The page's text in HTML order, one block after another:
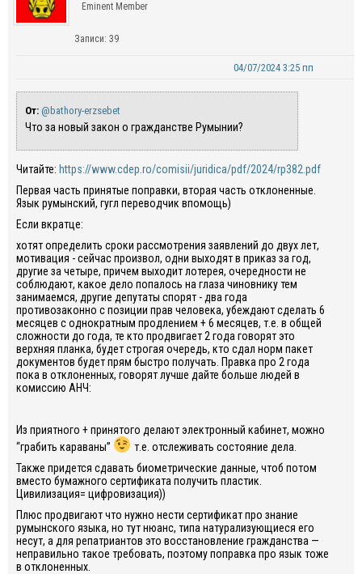
Eminent Member
Записи: 39
04/07/2024 3:25 пп
От: @bathory-erzsebet
Что за новый закон о гражданстве Румынии?
Читайте: https://www.cdep.ro/comisii/juridica/pdf/2024/rp382.pdf
Первая часть принятые поправки, вторая часть отклоненные.
Язык румынский, гугл переводчик впомощь)
Если вкратце:
хотят определить сроки рассмотрения заявлений до двух лет,
мотивация - сейчас произвол, одни выходят в приказ за год,
другие за четыре, причем выходит лотерея, очередности не
соблюдают, какое дело попалось на глаза чиновнику тем
занимаемся, другие депутаты спорят - два года
противозаконно с позиции прав человека, убеждают сделать 6
месяцев с однократным продлением + 6 месяцев, т.е. в общей
сложности до года, те кто продвигает 2 года говорят это
верхняя планка, будет строгая очередь, кто сдал норм пакет
документов будет прям быстро получать. Правка про 2 года
пока в отклоненных, говорят лучше дайте больше людей в
комиссию АНЧ:
Из приятного + принятого делают электронный кабинет, можно
“грабить караваны”
т.е. отслеживать состояние дела.
Также придется сдавать биометрические данные, чтоб потом
вместо бумажного сертификата получить пластик.
Цивилизация= цифровизация))
Плюс продвигают что нужно нести сертификат про знание
румынского языка, но тут нюанс, типа натурализующиеся его
несут, а для репатриантов это восстановление гражданства —
неправильно такое требовать, поэтому поправка про язык тоже
в отклоненных.